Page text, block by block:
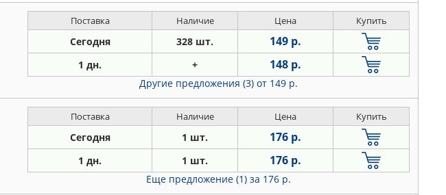
Поставка Наличие Цена Купить
Сегодня 328 шт. 149 р.
1 дн. + 148 р.
Другие предложения (3) от 149 р.
Поставка Наличие Цена Купить
Сегодня 1 шт. 176 р.
1 дн. 1 шт. 176 р.
Еще предложение (1) за 176 р.